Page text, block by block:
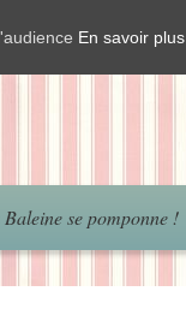
Baleine se pomponne !
En savoir plus